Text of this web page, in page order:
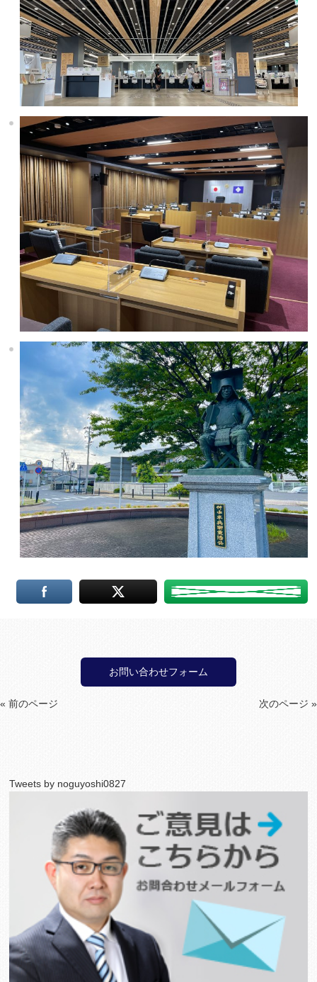
お問い合わせフォーム
« 前のページ 次のページ »
Tweets by noguyoshi0827